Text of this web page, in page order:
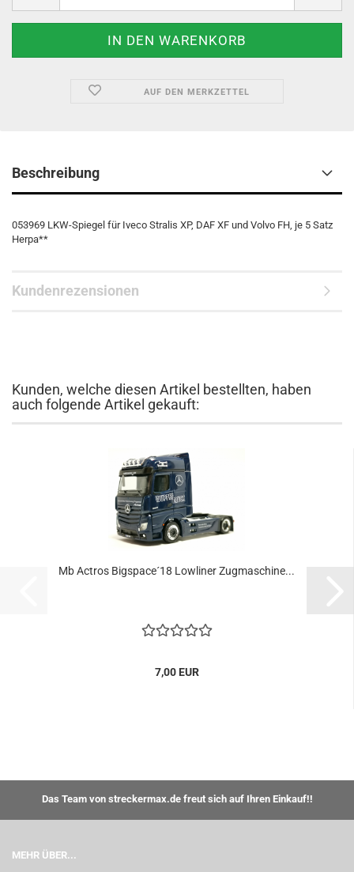
AUF DEN MERKZETTEL
Beschreibung
053969 LKW-Spiegel für Iveco Stralis XP, DAF XF und Volvo FH, je 5 Satz
Herpa**
Kundenrezensionen
Kunden, welche diesen Artikel bestellten, haben
auch folgende Artikel gekauft:
Mb Actros Bigspace´18 Lowliner Zugmaschine...
7,00 EUR
Das Team von streckermax.de freut sich auf Ihren Einkauf!!
MEHR ÜBER...